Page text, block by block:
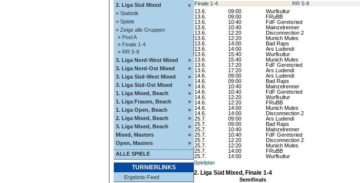
2. Liga Süd Mixed
v
» Statistik
» Spiele
» Zeige alle Gruppen
» Pool A
» Finale 1-4
» RR 5-8
3. Liga Nord-West Mixed
»
3. Liga Nord-Ost Mixed
»
3. Liga Süd-West Mixed
»
3. Liga Süd-Ost Mixed
»
1. Liga Mixed, Beach
»
1. Liga Frauen, Beach
»
1. Liga Open, Beach
»
2. Liga Mixed, Beach
»
3. Liga Mixed, Beach
»
Mixed, Masters
»
Open, Masters
»
ALLE SPIELE
TURNIERLINKS
Ergebnis-Feed
Finale 1-4
RR 5-8
13.6.
09:00 Wurfkultur
13.6.
09:00 FRuBB
13.6.
10:40 FdF Geretsried
13.6.
10:40 Mainzelrenner
13.6.
12:20 Disconnection 2
13.6.
12:20 Munich Mules
13.6.
14:00 Bad Raps
13.6.
14:00 Ars Ludendi
13.6.
15:40 Wurfkultur
13.6.
15:40 Munich Mules
13.6.
17:20 FdF Geretsried
13.6.
17:20 Ars Ludendi
14.6.
09:00 Ars Ludendi
14.6.
09:00 Bad Raps
14.6.
10:40 Mainzelrenner
14.6.
10:40 FdF Geretsried
14.6.
12:20 Wurfkultur
14.6.
12:20 FRuBB
14.6.
14:00 Munich Mules
14.6.
14:00 Disconnection 2
25.7.
09:00 Ars Ludendi
25.7.
09:00 Bad Raps
25.7.
10:40 Mainzelrenner
25.7.
10:40 FdF Geretsried
25.7.
12:20 Disconnection 2
25.7.
12:20 Munich Mules
25.7.
14:00 FRuBB
25.7.
14:00 Wurfkultur
Spielplan
2. Liga Süd Mixed, Finale 1-4
Semifinals